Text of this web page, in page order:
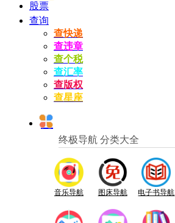
股票
查询
查快递
查违章
查个税
查汇率
查版权
查星座
终极导航 分类大全
音乐导航 图床导航 电子书导航